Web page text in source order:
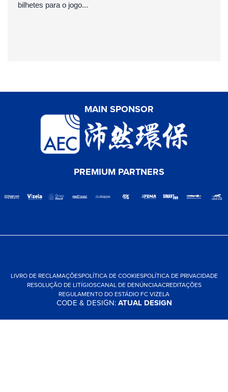
bilhetes para o jogo...
MAIN SPONSOR
PREMIUM PARTNERS
LIVRO DE RECLAMAÇÕESPOLÍTICA DE COOKIESPOLÍTICA DE PRIVACIDADE
RESOLUÇÃO DE LITÍGIOSCANAL DE DENÚNCIAACREDITAÇÕES
REGULAMENTO DO ESTÁDIO FC VIZELA
CODE & DESIGN:ATUAL DESIGN